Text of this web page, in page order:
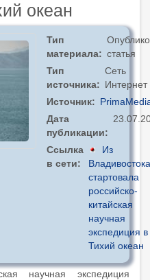
океан
Тип
материала
статья
Тип
источника
Сеть
Интернет
Источник
Дата
публикации
Ссылка
в сети
Из
Владивостока
стартовала
российско-
китайская
научная
экспедиция в
Тихий океан
научная экспедиция